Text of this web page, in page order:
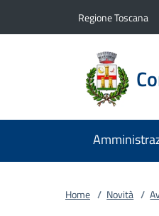
Regione Toscana
Home / Novità /